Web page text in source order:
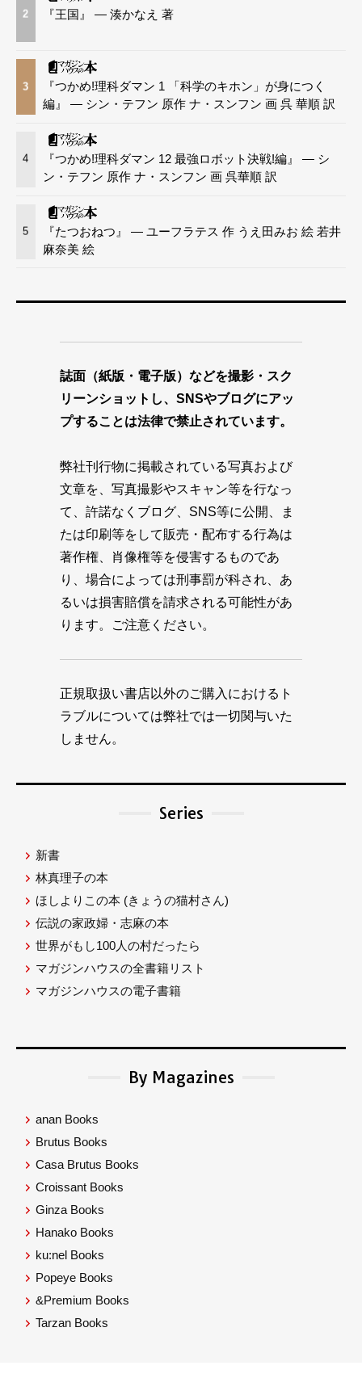
2 『王国』 — 湊かなえ 著
3
『つかめ!理科ダマン 1 「科学のキホン」が身につく
編』 — シン・テフン 原作 ナ・スンフン 画 呉 華順 訳
4
『つかめ!理科ダマン 12 最強ロボット決戦!編』 — シ
ン・テフン 原作 ナ・スンフン 画 呉華順 訳
5
『たつおねつ』 — ユーフラテス 作 うえ田みお 絵 若井
麻奈美 絵
誌面（紙版・電子版）などを撮影・スク
リーンショットし、SNSやブログにアッ
プすることは法律で禁止されています。
弊社刊行物に掲載されている写真および
文章を、写真撮影やスキャン等を行なっ
て、許諾なくブログ、SNS等に公開、ま
たは印刷等をして販売・配布する行為は
著作権、肖像権等を侵害するものであ
り、場合によっては刑事罰が科され、あ
るいは損害賠償を請求される可能性があ
ります。ご注意ください。
正規取扱い書店以外のご購入におけるト
ラブルについては弊社では一切関与いた
しません。
Series
新書
林真理子の本
ほしよりこの本 (きょうの猫村さん)
伝説の家政婦・志麻の本
世界がもし100人の村だったら
マガジンハウスの全書籍リスト
マガジンハウスの電子書籍
By Magazines
anan Books
Brutus Books
Casa Brutus Books
Croissant Books
Ginza Books
Hanako Books
ku:nel Books
Popeye Books
&Premium Books
Tarzan Books